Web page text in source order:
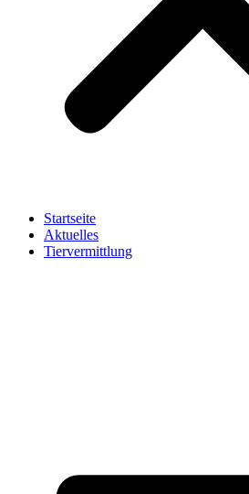
Startseite
Aktuelles
Tiervermittlung